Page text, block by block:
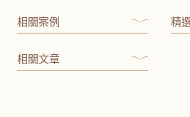
相關案例 精
相關文章